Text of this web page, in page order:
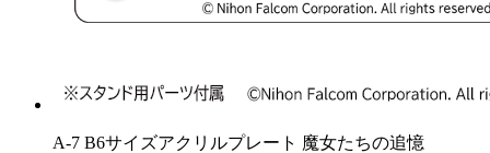
A-7 B6サイズアクリルプレート 魔女たちの追憶